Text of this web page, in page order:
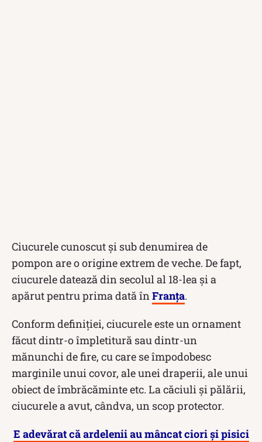
Ciucurele cunoscut şi sub denumirea de
pompon are o origine extrem de veche. De fapt,
ciucurele datează din secolul al 18-lea şi a
apărut pentru prima dată în Franţa.
Conform definiţiei, ciucurele este un ornament
făcut dintr-o împletitură sau dintr-un
mănunchi de fire, cu care se împodobesc
marginile unui covor, ale unei draperii, ale unui
obiect de îmbrăcăminte etc. La căciuli şi pălării,
ciucurele a avut, cândva, un scop protector.
E adevărat că ardelenii au mâncat ciori și pisici